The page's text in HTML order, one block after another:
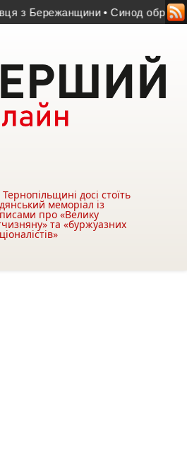
• Синод обрав єпископа
досі стоїть
меморіал із
про «Велику
та «буржуазних